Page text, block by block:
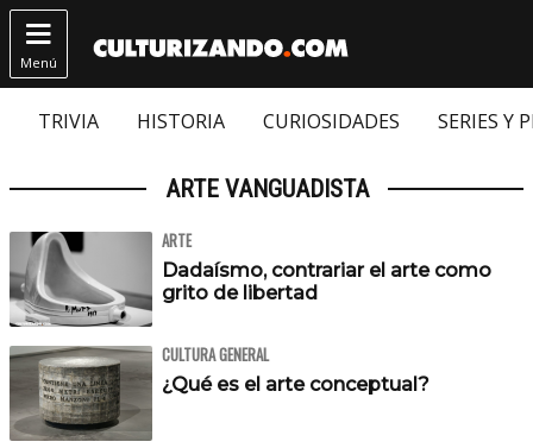

Menú
TRIVIA HISTORIA CURIOSIDADES SERIES Y
ARTE VANGUADISTA
ARTE
Dadaísmo, contrariar el arte como
grito de libertad
CULTURA GENERAL
¿Qué es el arte conceptual?